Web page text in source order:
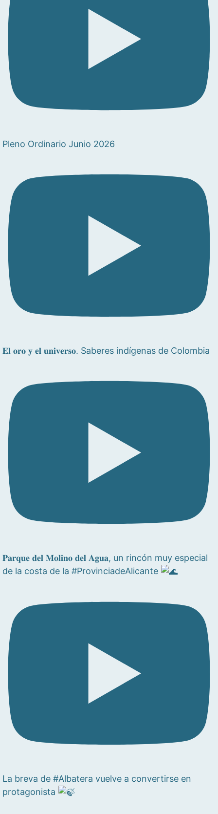
Pleno Ordinario Junio 2026
𝐄𝐥 𝐨𝐫𝐨 𝐲 𝐞𝐥 𝐮𝐧𝐢𝐯𝐞𝐫𝐬𝐨. Saberes indígenas de Colombia
𝐏𝐚𝐫𝐪𝐮𝐞 𝐝𝐞𝐥 𝐌𝐨𝐥𝐢𝐧𝐨 𝐝𝐞𝐥 𝐀𝐠𝐮𝐚, un rincón muy especial
de la costa de la #ProvinciadeAlicante
La breva de #Albatera vuelve a convertirse en
protagonista